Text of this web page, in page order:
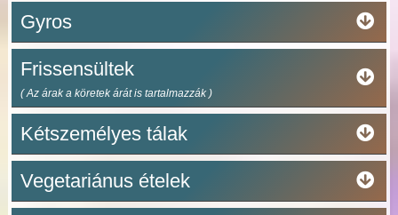
Gyros
Frissensültek
( Az árak a köretek árát is tartalmazzák )
Kétszemélyes tálak
Vegetariánus ételek